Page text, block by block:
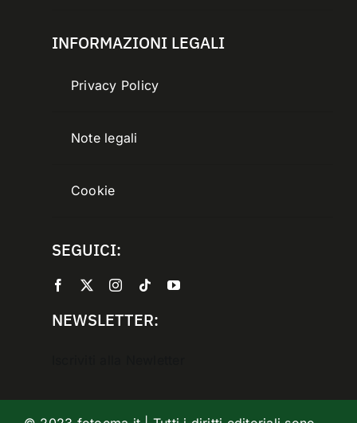
INFORMAZIONI LEGALI
Privacy Policy
Note legali
Cookie
SEGUICI:
NEWSLETTER: